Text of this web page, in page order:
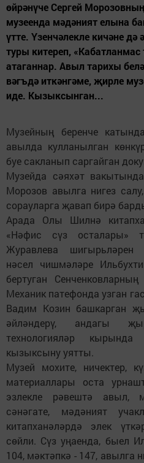
өйрәнүче Сергей
музеенда мәдәният елына
үтте. Үзенчәлекле кичәне
туры китереп,
атаганнар. Авыл тарихы
вәгъдә иткәнгәме, җирле
иде. Кызыксынган...
Музейның беренче
авылда кулланылган
буе сакланып саргайган
Музейда сәяхәт
Морозов авылга нигез
сорауларга җавап бирә
Арада Олы Шилнә
«Нәфис сүз осталары»
Журавлева шигырьләрен
нәсел чишмәләре
бертуган
Механик патефонда узган
Вадим Козин башкарган
әйләндерү, андагы
технологияләр
кызыксыну уятты.
Музей мохите, ничектер,
материаллары оста
эзлекле рәвештә авыл,
сәнәгате, мәдәният
китапханәләрдә элек
сөйли. Сүз уңаенда, быел
104, мәктәпкә - 147, авылга